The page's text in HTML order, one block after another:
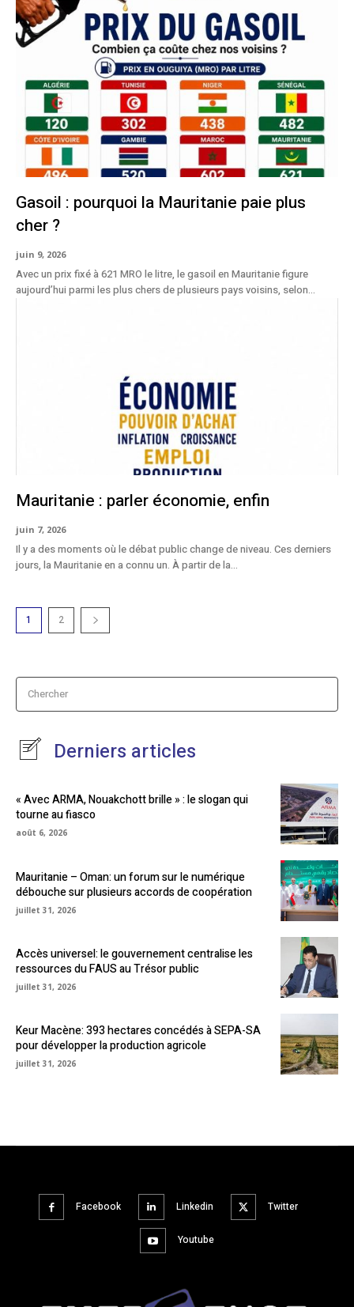
Gasoil : pourquoi la Mauritanie paie plus
cher ?
juin 9, 2026
Avec un prix fixé à 621 MRO le litre, le gasoil en Mauritanie figure
aujourd’hui parmi les plus chers de plusieurs pays voisins, selon...
Mauritanie : parler économie, enfin
juin 7, 2026
Il y a des moments où le débat public change de niveau. Ces derniers
jours, la Mauritanie en a connu un. À partir de la...
1 2
Chercher
Derniers articles
« Avec ARMA, Nouakchott brille » : le slogan qui
tourne au fiasco
août 6, 2026
Mauritanie – Oman: un forum sur le numérique
débouche sur plusieurs accords de coopération
juillet 31, 2026
Accès universel: le gouvernement centralise les
ressources du FAUS au Trésor public
juillet 31, 2026
Keur Macène: 393 hectares concédés à SEPA-SA
pour développer la production agricole
juillet 31, 2026
Facebook Linkedin Twitter
Youtube